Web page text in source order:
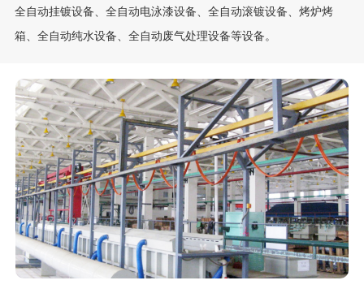
全自动挂镀设备、全自动电泳漆设备、全自动滚镀设备、烤炉烤
箱、全自动纯水设备、全自动废气处理设备等设备。